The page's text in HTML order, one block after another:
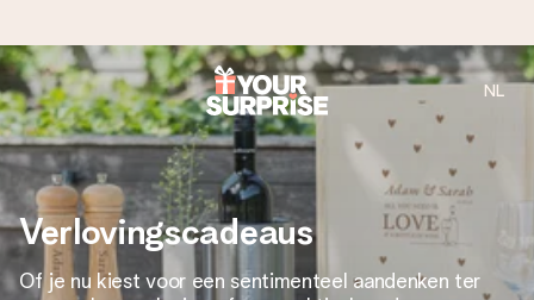
Voor 16:00 besteld, vandaag verzonden
We maken jouw cadeau met zorg en zorgen dat het
razendsnel onderweg is - zodat jij kunt geven op precies
het juiste moment, wanneer het het meeste betekent.
NL
Verlovingscadeaus
Of je nu kiest voor een sentimenteel aandenken ter